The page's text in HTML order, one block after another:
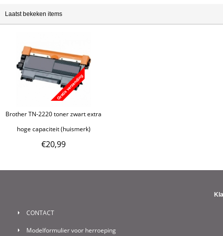
Laatst bekeken items
Brother TN-2220 toner zwart extra
hoge capaciteit (huismerk)
€20,99
CONTACT
Modelformulier voor herroeping